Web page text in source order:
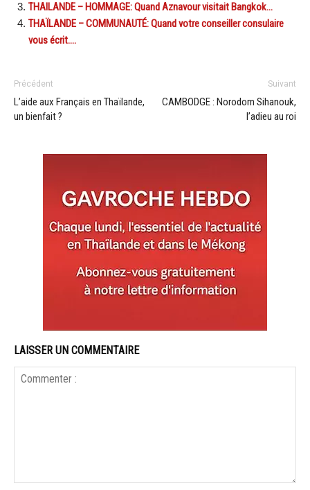
THAILANDE – HOMMAGE: Quand Aznavour visitait Bangkok…
THAÏLANDE – COMMUNAUTÉ: Quand votre conseiller consulaire
vous écrit….
Précédent
L’aide aux Français en Thaïlande,
un bienfait ?
Suivant
CAMBODGE : Norodom Sihanouk,
l’adieu au roi
LAISSER UN COMMENTAIRE